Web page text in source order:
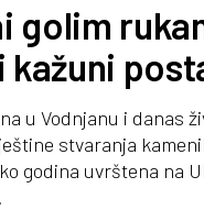
golim
kažuni
u Vodnjanu i danas
stvaranja
godina uvrštena na